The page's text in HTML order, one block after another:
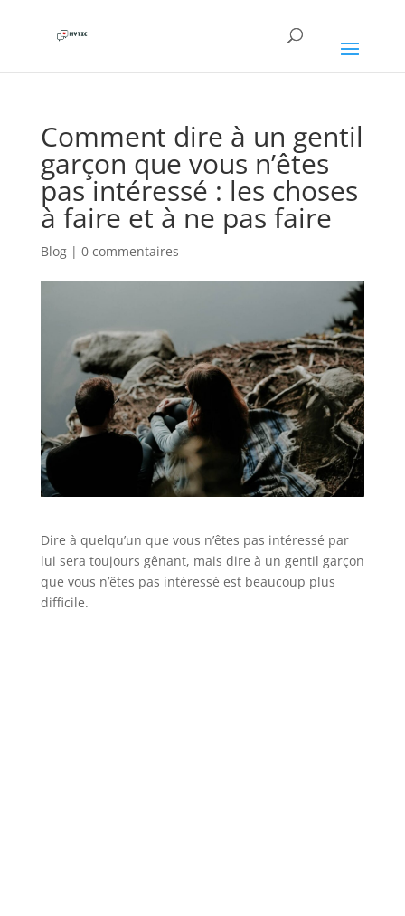
Comment dire à un gentil
garçon que vous n’êtes
pas intéressé : les choses
à faire et à ne pas faire
Blog| 0 commentaires
Dire à quelqu’un que vous n’êtes pas intéressé par
lui sera toujours gênant, mais dire à un gentil garçon
que vous n’êtes pas intéressé est beaucoup plus
difficile.